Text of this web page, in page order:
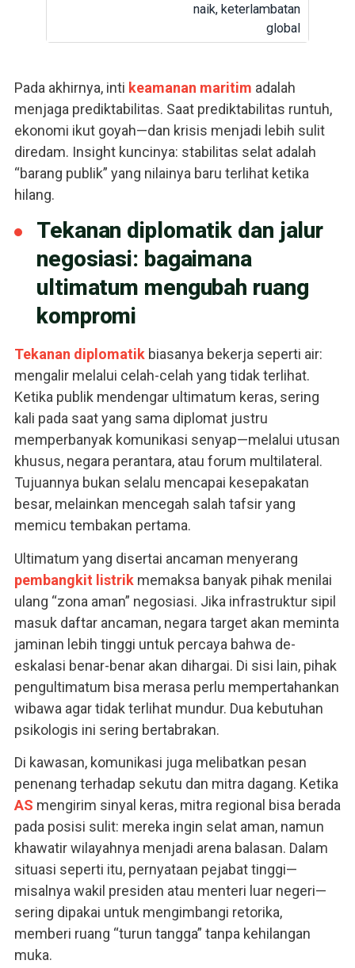
naik, keterlambatan
global
Pada akhirnya, inti keamanan maritim adalah
menjaga prediktabilitas. Saat prediktabilitas runtuh,
ekonomi ikut goyah—dan krisis menjadi lebih sulit
diredam. Insight kuncinya: stabilitas selat adalah
“barang publik” yang nilainya baru terlihat ketika
hilang.
Tekanan diplomatik dan jalur
negosiasi: bagaimana
ultimatum mengubah ruang
kompromi
Tekanan diplomatik biasanya bekerja seperti air:
mengalir melalui celah-celah yang tidak terlihat.
Ketika publik mendengar ultimatum keras, sering
kali pada saat yang sama diplomat justru
memperbanyak komunikasi senyap—melalui utusan
khusus, negara perantara, atau forum multilateral.
Tujuannya bukan selalu mencapai kesepakatan
besar, melainkan mencegah salah tafsir yang
memicu tembakan pertama.
Ultimatum yang disertai ancaman menyerang
pembangkit listrik memaksa banyak pihak menilai
ulang “zona aman” negosiasi. Jika infrastruktur sipil
masuk daftar ancaman, negara target akan meminta
jaminan lebih tinggi untuk percaya bahwa de-
eskalasi benar-benar akan dihargai. Di sisi lain, pihak
pengultimatum bisa merasa perlu mempertahankan
wibawa agar tidak terlihat mundur. Dua kebutuhan
psikologis ini sering bertabrakan.
Di kawasan, komunikasi juga melibatkan pesan
penenang terhadap sekutu dan mitra dagang. Ketika
AS mengirim sinyal keras, mitra regional bisa berada
pada posisi sulit: mereka ingin selat aman, namun
khawatir wilayahnya menjadi arena balasan. Dalam
situasi seperti itu, pernyataan pejabat tinggi—
misalnya wakil presiden atau menteri luar negeri—
sering dipakai untuk mengimbangi retorika,
memberi ruang “turun tangga” tanpa kehilangan
muka.